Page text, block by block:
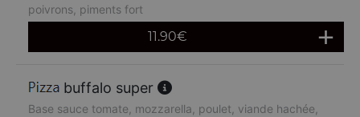
poivrons, piments fort
11.90€
buffalo super
Base sauce tomate, mozzarella, poulet, viande hachée,